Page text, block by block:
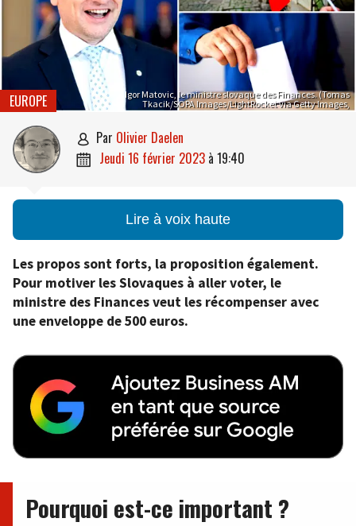
Igor Matovic, le ministre slovaque des Finances. (Tomas
Tkacik/SOPA Images/LightRocket via Getty Images,
EUROPE
 par Olivier Daelen
 jeudi 16 février 2023 à 19:40
Lire à voix haute
Les propos sont forts, la proposition également.
Pour motiver les Slovaques à aller voter, le
ministre des Finances veut les récompenser avec
une enveloppe de 500 euros.
Pourquoi est-ce important ?